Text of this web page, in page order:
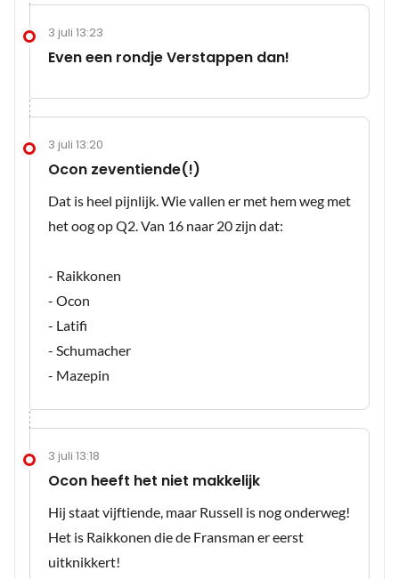
3 juli 13:23
Even een rondje Verstappen dan!
3 juli 13:20
Ocon zeventiende(!)
Dat is heel pijnlijk. Wie vallen er met hem weg met
het oog op Q2. Van 16 naar 20 zijn dat:
- Raikkonen
- Ocon
- Latifi
- Schumacher
- Mazepin
3 juli 13:18
Ocon heeft het niet makkelijk
Hij staat vijftiende, maar Russell is nog onderweg!
Het is Raikkonen die de Fransman er eerst
uitknikkert!